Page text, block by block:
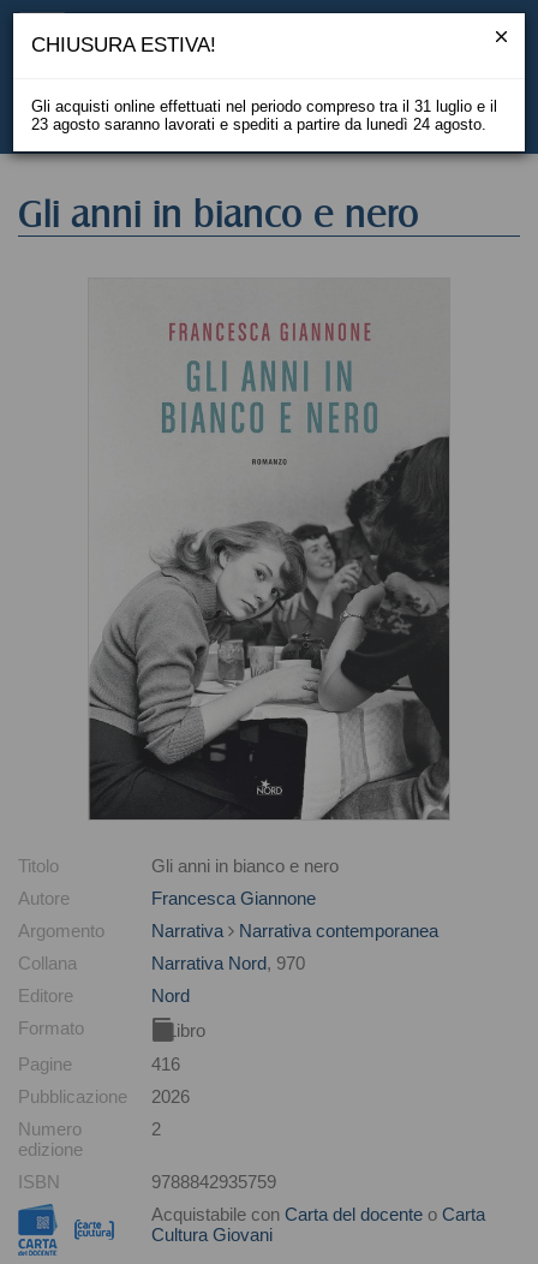
EN
Gli anni in bianco e nero
Titolo
Gli anni in bianco e nero
Autore
Francesca Giannone
Argomento
Narrativa
Narrativa contemporanea
Collana
Narrativa Nord, 970
Editore
Nord
Formato
Libro
Pagine
416
Pubblicazione
2026
Numero
edizione
2
ISBN
9788842935759
Acquistabile con Carta del docente o Carta
Cultura Giovani
CHIUSURA ESTIVA!
Gli acquisti online effettuati nel periodo compreso tra il 31 luglio e il
23 agosto saranno lavorati e spediti a partire da lunedì 24 agosto.